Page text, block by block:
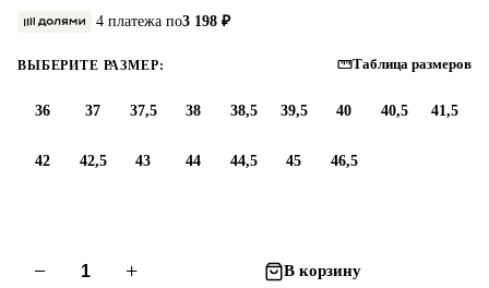
4 платежа по3 198 ₽
ВЫБЕРИТЕ РАЗМЕР: Таблица размеров
36 37 37,5 38 38,5 39,5 40 40,5 41,5
42 42,5 43 44 44,5 45 46,5
− + В корзину